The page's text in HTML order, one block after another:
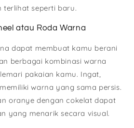
terlihat seperti baru.
atau Roda Warna
dapat membuat kamu berani
berbagai kombinasi warna
pakaian kamu. Ingat,
warna yang sama persis.
oranye dengan cokelat dapat
yang menarik secara visual.